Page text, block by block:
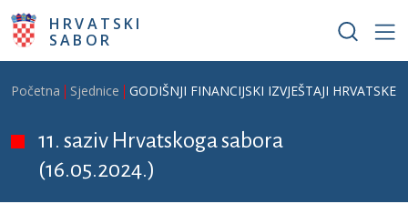
Skoči na glavni sadržaj
HRVATSKI
SABOR
Breadcrumb
Početna Sjednice GODIŠNJI FINANCIJSKI IZVJEŠTAJI
11. saziv Hrvatskoga sabora
(16.05.2024.)